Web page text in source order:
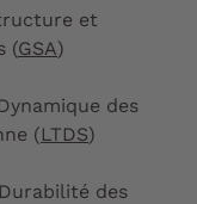
et
(GSA)
des
(LTDS)
des